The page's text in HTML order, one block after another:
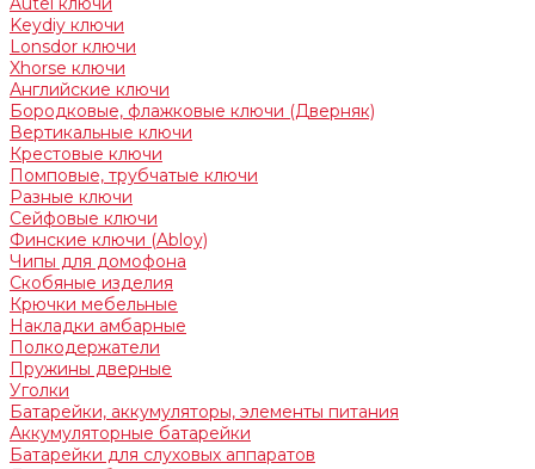
Keydiy ключи
Lonsdor ключи
Xhorse ключи
Английские ключи
Бородковые, флажковые ключи (Дверняк)
Вертикальные ключи
Крестовые ключи
Помповые, трубчатые ключи
Разные ключи
Сейфовые ключи
Финские ключи (Abloy)
Чипы для домофона
Скобяные изделия
Крючки мебельные
Накладки амбарные
Полкодержатели
Пружины дверные
Уголки
Батарейки, аккумуляторы, элементы питания
Аккумуляторные батарейки
Батарейки для слуховых аппаратов